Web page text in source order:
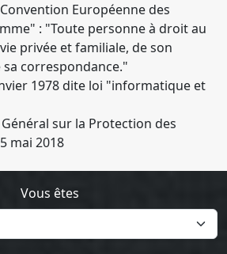
Européenne des
: "Toute personne à droit au
privée et familiale, de son
correspondance."
1978 dite loi "informatique et
sur la Protection des
mai 2018
Vous êtes